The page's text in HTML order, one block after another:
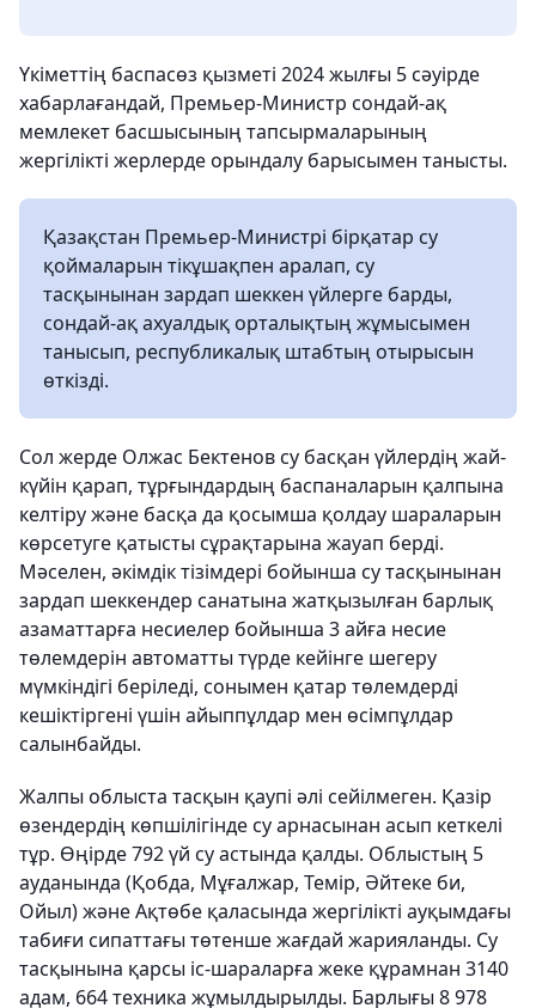
Үкіметтің баспасөз қызметі 2024 жылғы 5 сәуірде
хабарлағандай, Премьер-Министр сондай-ақ
мемлекет басшысының тапсырмаларының
жергілікті жерлерде орындалу барысымен танысты.
Қазақстан Премьер-Министрі бірқатар су
қоймаларын тікұшақпен аралап, су
тасқынынан зардап шеккен үйлерге барды,
сондай-ақ ахуалдық орталықтың жұмысымен
танысып, республикалық штабтың отырысын
өткізді.
Сол жерде Олжас Бектенов су басқан үйлердің жай-
күйін қарап, тұрғындардың баспаналарын қалпына
келтіру және басқа да қосымша қолдау шараларын
көрсетуге қатысты сұрақтарына жауап берді.
Мәселен, әкімдік тізімдері бойынша су тасқынынан
зардап шеккендер санатына жатқызылған барлық
азаматтарға несиелер бойынша 3 айға несие
төлемдерін автоматты түрде кейінге шегеру
мүмкіндігі беріледі, сонымен қатар төлемдерді
кешіктіргені үшін айыппұлдар мен өсімпұлдар
салынбайды.
Жалпы облыста тасқын қаупі әлі сейілмеген. Қазір
өзендердің көпшілігінде су арнасынан асып кеткелі
тұр. Өңірде 792 үй су астында қалды. Облыстың 5
ауданында (Қобда, Мұғалжар, Темір, Әйтеке би,
Ойыл) және Ақтөбе қаласында жергілікті ауқымдағы
табиғи сипаттағы төтенше жағдай жарияланды. Су
тасқынына қарсы іс-шараларға жеке құрамнан 3140
адам, 664 техника жұмылдырылды. Барлығы 8 978